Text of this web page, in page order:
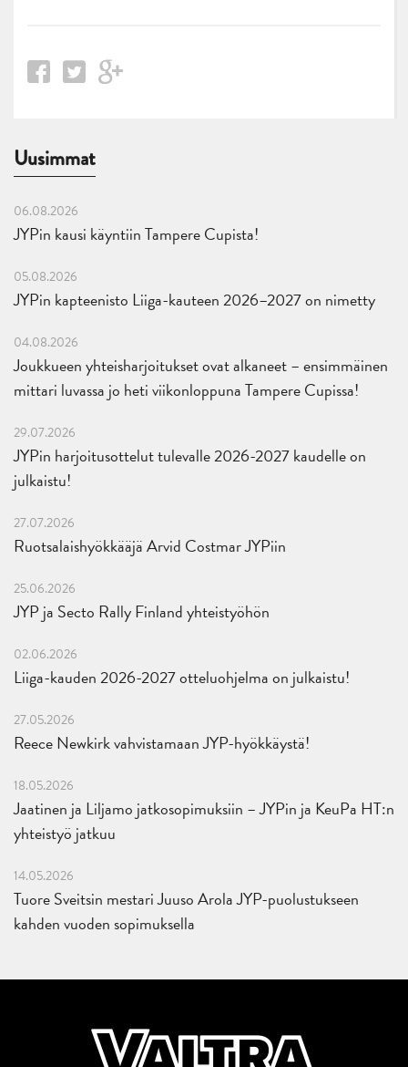
Uusimmat
06.08.2026
JYPin kausi käyntiin Tampere Cupista!
05.08.2026
JYPin kapteenisto Liiga-kauteen 2026–2027 on nimetty
04.08.2026
Joukkueen yhteisharjoitukset ovat alkaneet – ensimmäinen
mittari luvassa jo heti viikonloppuna Tampere Cupissa!
29.07.2026
JYPin harjoitusottelut tulevalle 2026-2027 kaudelle on
julkaistu!
27.07.2026
Ruotsalaishyökkääjä Arvid Costmar JYPiin
25.06.2026
JYP ja Secto Rally Finland yhteistyöhön
02.06.2026
Liiga-kauden 2026-2027 otteluohjelma on julkaistu!
27.05.2026
Reece Newkirk vahvistamaan JYP-hyökkäystä!
18.05.2026
Jaatinen ja Liljamo jatkosopimuksiin – JYPin ja KeuPa HT:n
yhteistyö jatkuu
14.05.2026
Tuore Sveitsin mestari Juuso Arola JYP-puolustukseen
kahden vuoden sopimuksella